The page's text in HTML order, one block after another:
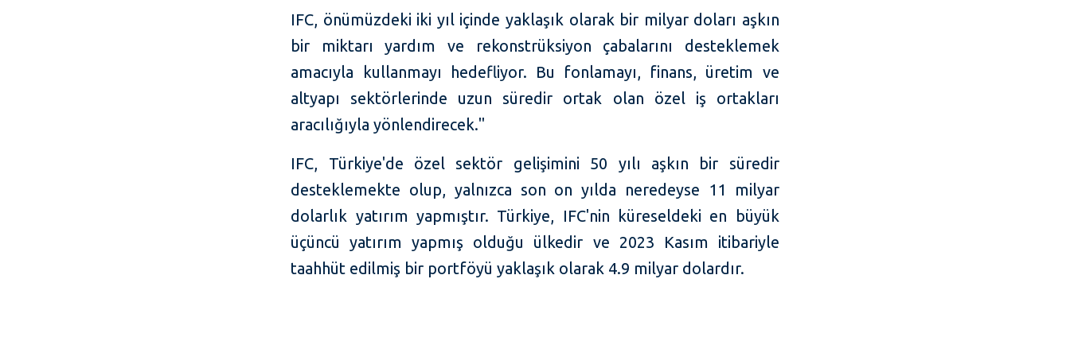
IFC, önümüzdeki iki yıl içinde yaklaşık olarak bir milyar doları aşkın
bir miktarı yardım ve rekonstrüksiyon çabalarını desteklemek
amacıyla kullanmayı hedefliyor. Bu fonlamayı, finans, üretim ve
altyapı sektörlerinde uzun süredir ortak olan özel iş ortakları
aracılığıyla yönlendirecek."
IFC, Türkiye'de özel sektör gelişimini 50 yılı aşkın bir süredir
desteklemekte olup, yalnızca son on yılda neredeyse 11 milyar
dolarlık yatırım yapmıştır. Türkiye, IFC'nin küreseldeki en büyük
üçüncü yatırım yapmış olduğu ülkedir ve 2023 Kasım itibariyle
taahhüt edilmiş bir portföyü yaklaşık olarak 4.9 milyar dolardır.